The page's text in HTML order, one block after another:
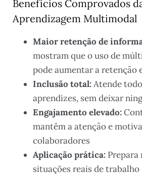
Benefícios Comprovados
Aprendizagem Multimodal
Maior retenção de
mostram que o uso de
pode aumentar a retenção
Inclusão total:Atende
aprendizes, sem deixar
Engajamento elevado:
mantêm a atenção e
colaboradores
Aplicação prática: Prepara
situações reais de trabalho